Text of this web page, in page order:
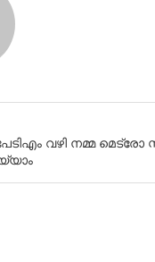
വഴി നമ്മ മെട്രോ